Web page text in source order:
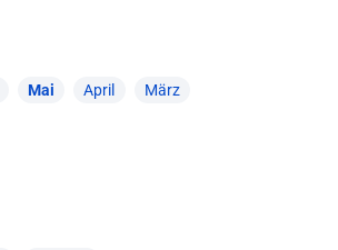
Mai April März